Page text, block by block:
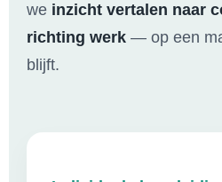
we inzicht vertalen naar
richting werk — op een
blijft.